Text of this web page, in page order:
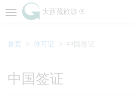
大西藏旅游 ®
首页 许可证 中国签证
中国签证